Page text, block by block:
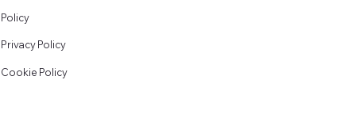
Policy
Privacy Policy
Cookie Policy